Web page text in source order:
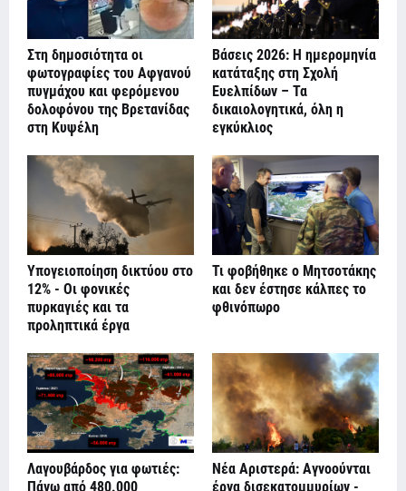
Στη δημοσιότητα οι
φωτογραφίες του Αφγανού
πυγμάχου και φερόμενου
δολοφόνου της Βρετανίδας
στη Κυψέλη
Βάσεις 2026: Η ημερομηνία
κατάταξης στη Σχολή
Ευελπίδων – Τα
δικαιολογητικά, όλη η
εγκύκλιος
Υπογειοποίηση δικτύου στο
12% - Οι φονικές
πυρκαγιές και τα
προληπτικά έργα
Τι φοβήθηκε ο Μητσοτάκης
και δεν έστησε κάλπες το
φθινόπωρο
Λαγουβάρδος για φωτιές:
Πάνω από 480.000
Νέα Αριστερά: Αγνοούνται
έργα δισεκατομμυρίων -